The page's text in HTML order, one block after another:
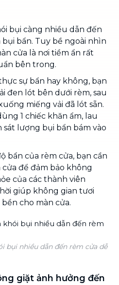
bụi càng nhiều dẫn đến
bẩn. Tuy bề ngoài nhìn
cửa là nơi tiềm ẩn rất
bên trong.
sự bẩn hay không, bạn
đen lót bên dưới rèm, sau
miếng vải đã lót sẵn.
1 chiếc khăn ẩm, lau
lượng bụi bẩn bám vào
bẩn của rèm cửa, bạn cần
để đảm bảo không
của các thành viên
giúp không gian tươi
cho màn cửa.
bụi nhiều dẫn đến rèm cửa dễ
giặt ảnh hưởng đến